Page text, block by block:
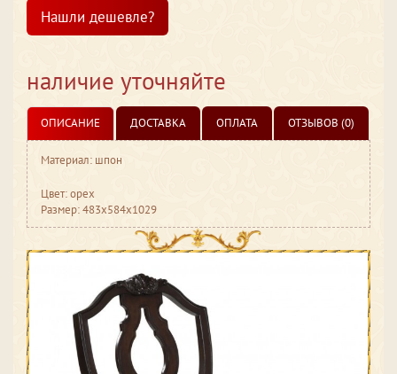
Нашли дешевле?
наличие уточняйте
ОПИСАНИЕ ДОСТАВКА ОПЛАТА ОТЗЫВОВ (0)
Материал: шпон
Цвет: орех
Размер: 483x584x1029